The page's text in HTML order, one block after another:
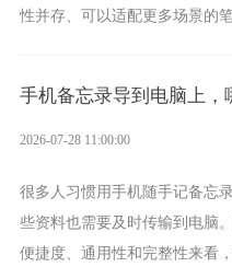
性并存、可以适配更多场景的
手机备忘录导到电脑上，
2026-07-28 11:00:00
很多人习惯用手机随手记备忘
些资料也需要及时传输到电脑
便捷度、通用性和完整性来看